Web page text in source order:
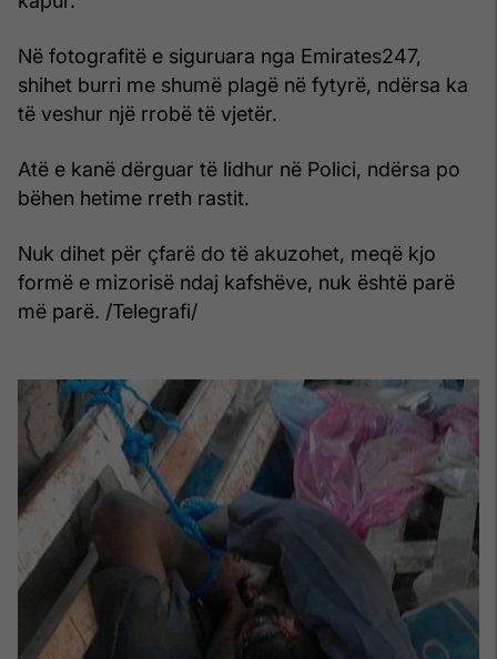
Në fotografitë e siguruara nga Emirates247,
shihet burri me shumë plagë në fytyrë, ndërsa ka
të veshur një rrobë të vjetër.
Atë e kanë dërguar të lidhur në Polici, ndërsa po
bëhen hetime rreth rastit.
Nuk dihet për çfarë do të akuzohet, meqë kjo
formë e mizorisë ndaj kafshëve, nuk është parë
më parë. /Telegrafi/